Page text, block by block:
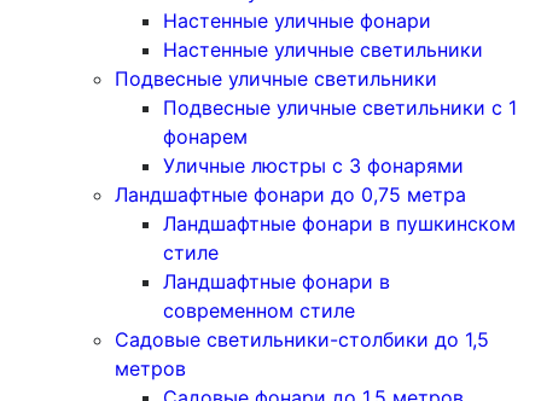
Настенные уличные фонари
Настенные уличные светильники
Подвесные уличные светильники
Подвесные уличные светильники с 1
фонарем
Уличные люстры с 3 фонарями
Ландшафтные фонари до 0,75 метра
Ландшафтные фонари в пушкинском
стиле
Ландшафтные фонари в
современном стиле
Садовые светильники-столбики до 1,5
метров